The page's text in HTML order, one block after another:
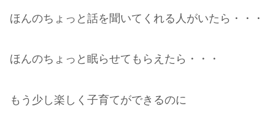
ほんのちょっと話を聞いてくれる人がいたら・・・
ほんのちょっと眠らせてもらえたら・・・
もう少し楽しく子育てができるのに